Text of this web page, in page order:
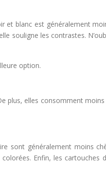
et blanc est généralement
souligne les contrastes.
option.
plus, elles consomment moins
sont généralement moins
Enfin, les cartouches